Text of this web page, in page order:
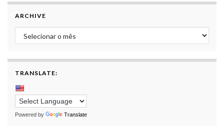
ARCHIVE
Archive
TRANSLATE:
Powered by Translate